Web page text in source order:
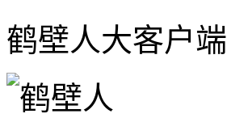
鹤壁人大客户端